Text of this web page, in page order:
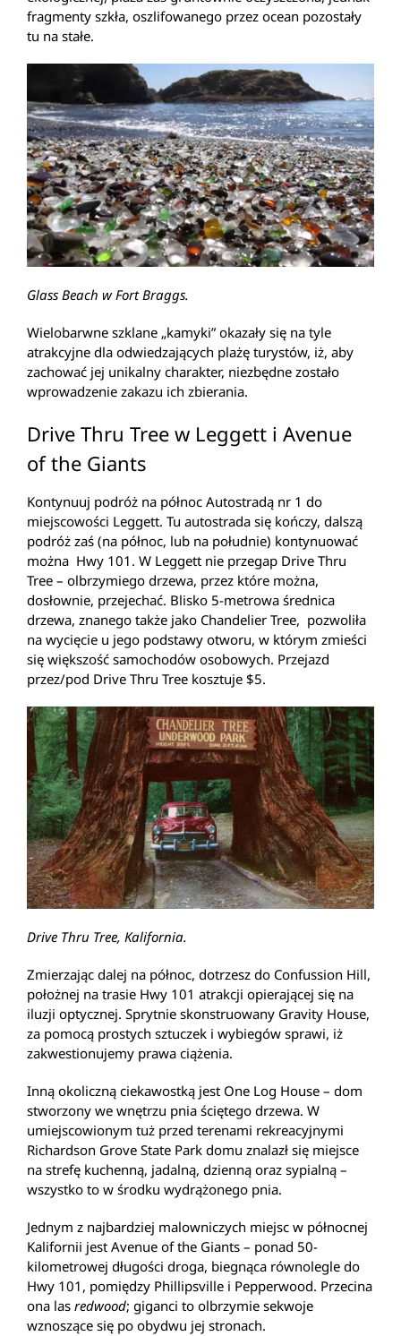
fragmenty szkła, oszlifowanego przez ocean pozostały
tu na stałe.
Glass Beach w Fort Braggs.
Wielobarwne szklane „kamyki” okazały się na tyle
atrakcyjne dla odwiedzających plażę turystów, iż, aby
zachować jej unikalny charakter, niezbędne zostało
wprowadzenie zakazu ich zbierania.
Drive Thru Tree w Leggett i Avenue
of the Giants
Kontynuuj podróż na północ Autostradą nr 1 do
miejscowości Leggett. Tu autostrada się kończy, dalszą
podróż zaś (na północ, lub na południe) kontynuować
można Hwy 101. W Leggett nie przegap Drive Thru
Tree – olbrzymiego drzewa, przez które można,
dosłownie, przejechać. Blisko 5-metrowa średnica
drzewa, znanego także jako Chandelier Tree, pozwoliła
na wycięcie u jego podstawy otworu, w którym zmieści
się większość samochodów osobowych. Przejazd
przez/pod Drive Thru Tree kosztuje $5.
Drive Thru Tree, Kalifornia.
Zmierzając dalej na północ, dotrzesz do Confussion Hill,
położnej na trasie Hwy 101 atrakcji opierającej się na
iluzji optycznej. Sprytnie skonstruowany Gravity House,
za pomocą prostych sztuczek i wybiegów sprawi, iż
zakwestionujemy prawa ciążenia.
Inną okoliczną ciekawostką jest One Log House – dom
stworzony we wnętrzu pnia ściętego drzewa. W
umiejscowionym tuż przed terenami rekreacyjnymi
Richardson Grove State Park domu znalazł się miejsce
na strefę kuchenną, jadalną, dzienną oraz sypialną –
wszystko to w środku wydrążonego pnia.
Jednym z najbardziej malowniczych miejsc w północnej
Kalifornii jest Avenue of the Giants – ponad 50-
kilometrowej długości droga, biegnąca równolegle do
Hwy 101, pomiędzy Phillipsville i Pepperwood. Przecina
ona las redwood; giganci to olbrzymie sekwoje
wznoszące się po obydwu jej stronach.